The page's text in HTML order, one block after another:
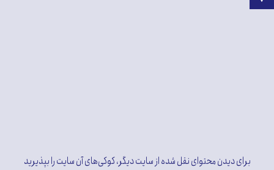
برای دیدن محتوای نقل شده از سایت دیگر، کوکی‌های آن سایت را بپذیرید